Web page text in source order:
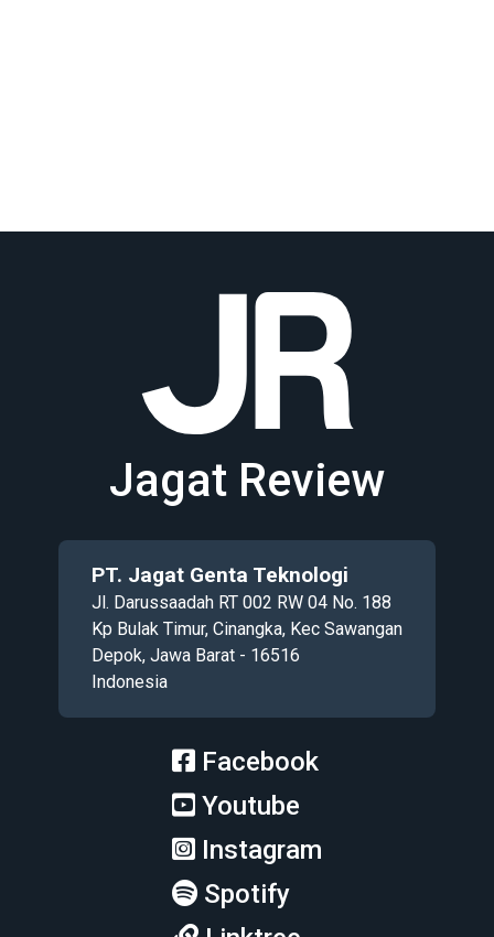
Jagat Review
PT. Jagat Genta Teknologi
Jl. Darussaadah RT 002 RW 04 No. 188
Kp Bulak Timur, Cinangka, Kec Sawangan
Depok, Jawa Barat - 16516
Indonesia
Facebook
Youtube
Instagram
Spotify